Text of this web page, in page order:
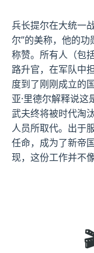
兵长提尔在大统一
尔”的美称，他的
称赞。所有人（包
路升官，在军队中
度到了刚刚成立的
亚·里德尔解释说
武夫终将被时代淘
人员所取代。出于
任命，成为了新帝
现，这份工作并不